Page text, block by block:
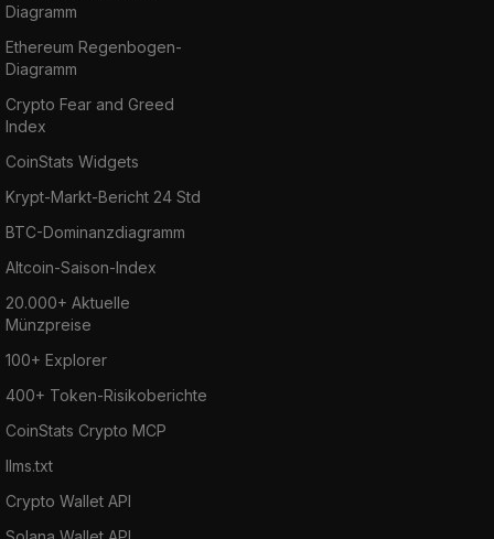
Diagramm
Ethereum Regenbogen-
Diagramm
Crypto Fear and Greed
Index
CoinStats Widgets
Krypt-Markt-Bericht 24 Std
BTC-Dominanzdiagramm
Altcoin-Saison-Index
20.000+ Aktuelle
Münzpreise
100+ Explorer
400+ Token-Risikoberichte
CoinStats Crypto MCP
llms.txt
Crypto Wallet API